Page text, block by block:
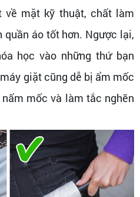
về mặt kỹ thuật, chất làm
áo tốt hơn. Ngược lại,
học vào những thứ bạn
giặt cũng dễ bị ẩm mốc
mốc và làm tắc nghẽn